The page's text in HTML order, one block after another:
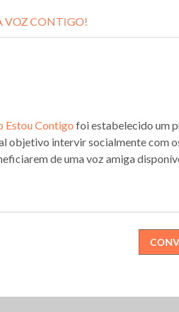
VOZ CONTIGO!
Estou Contigo foi estabelecido um
objetivo intervir socialmente com
de uma voz amiga